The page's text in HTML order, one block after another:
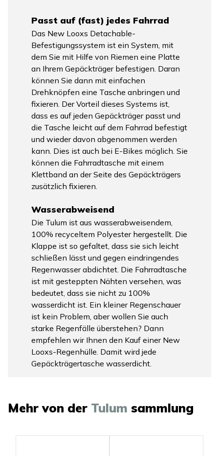
Passt auf (fast) jedes Fahrrad
Das New Looxs Detachable-
Befestigungssystem ist ein System, mit
dem Sie mit Hilfe von Riemen eine Platte
an Ihrem Gepäckträger befestigen. Daran
können Sie dann mit einfachen
Drehknöpfen eine Tasche anbringen und
fixieren. Der Vorteil dieses Systems ist,
dass es auf jeden Gepäckträger passt und
die Tasche leicht auf dem Fahrrad befestigt
und wieder davon abgenommen werden
kann. Dies ist auch bei E-Bikes möglich. Sie
können die Fahrradtasche mit einem
Klettband an der Seite des Gepäckträgers
zusätzlich fixieren.
Wasserabweisend
Die Tulum ist aus wasserabweisendem,
100% recyceltem Polyester hergestellt. Die
Klappe ist so gefaltet, dass sie sich leicht
schließen lässt und gegen eindringendes
Regenwasser abdichtet. Die Fahrradtasche
ist mit gesteppten Nähten versehen, was
bedeutet, dass sie nicht zu 100%
wasserdicht ist. Ein kleiner Regenschauer
ist kein Problem, aber wollen Sie auch
starke Regenfälle überstehen? Dann
empfehlen wir Ihnen den Kauf einer New
Looxs-Regenhülle. Damit wird jede
Gepäckträgertasche wasserdicht.
Mehr von der Tulum sammlung